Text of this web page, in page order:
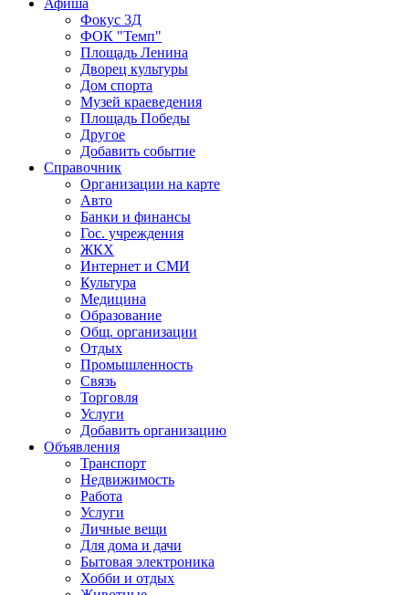
Афиша
Фокус 3Д
ФОК "Темп"
Площадь Ленина
Дворец культуры
Дом спорта
Музей краеведения
Площадь Победы
Другое
Добавить событие
Справочник
Организации на карте
Авто
Банки и финансы
Гос. учреждения
ЖКХ
Интернет и СМИ
Культура
Медицина
Образование
Общ. организации
Отдых
Промышленность
Связь
Торговля
Услуги
Добавить организацию
Объявления
Транспорт
Недвижимость
Работа
Услуги
Личные вещи
Для дома и дачи
Бытовая электроника
Хобби и отдых